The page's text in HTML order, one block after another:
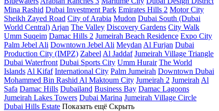
Mina Rashid Dubai Investment Park Emirates Hills 2 Motor City
Sheikh Zayed Road City of Arabia Mudon Dubai South (Dubai
World Central) Arjan The Valley Discovery Gardens City Walk
Umm Suqeim Damac Hills 2 Jumeirah Beach Residence Expo City
Palm Jebel Ali Downtown Jebel Ali Meydan Al Furjan Dubai
Production City (IMPZ) Zabeel Al Jaddaf Jumeirah Village Triangle
Dubai Waterfront Dubai Sports City Umm Hurair The World
Islands Al Kifaf International City Palm Jumeirah Downtown Dubai
Mohammed Bin Rashid Al Maktoum City Jumeirah 2 Jumeirah Al
Safa Damac Hills Dubailand Business Bay Damac Lagoons
Jumeirah Lakes Towers Dubai Marina Jumeirah Village Circle
Dubai Hills Estate Показать ещё Скрыть